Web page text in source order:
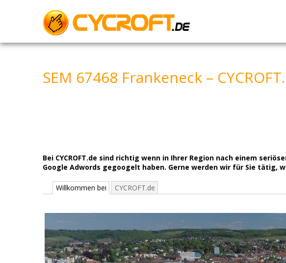
SEM 67468 Frankeneck –
Bei CYCROFT.de sind richtig wenn in Ihrer Region nach einem
Google Adwords gegoogelt haben. Gerne werden wir für Sie tätig,
Willkommen bei CYCROFT.de